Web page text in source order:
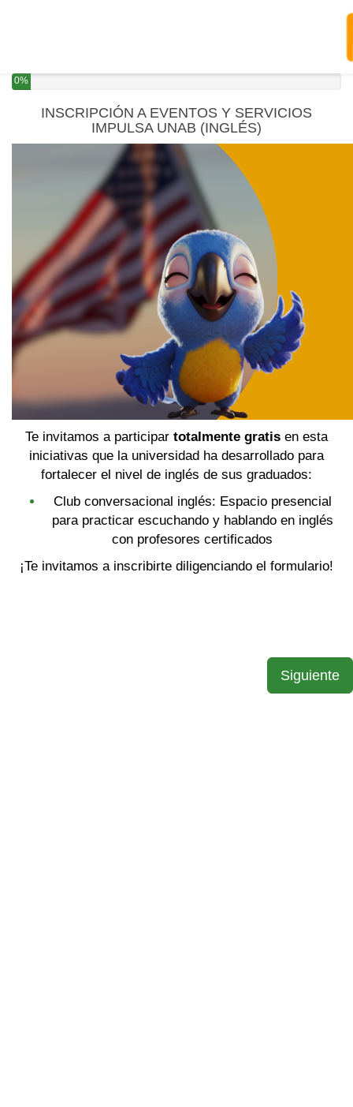
0%
INSCRIPCIÓN A EVENTOS Y SERVICIOS
IMPULSA UNAB (INGLÉS)
Te invitamos a participar totalmente gratis en esta
iniciativas que la universidad ha desarrollado para
fortalecer el nivel de inglés de sus graduados:
Club conversacional inglés: Espacio presencial
para practicar escuchando y hablando en inglés
con profesores certificados
¡Te invitamos a inscribirte diligenciando el formulario!
Siguiente